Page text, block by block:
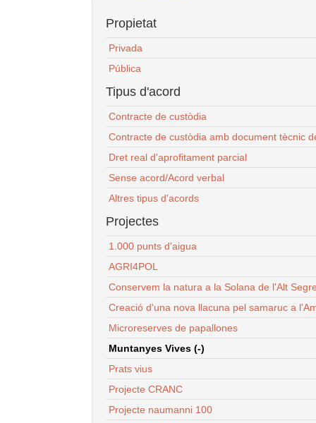
Propietat
Privada
Pública
Tipus d'acord
Contracte de custòdia
Contracte de custòdia amb document tècnic
Dret real d'aprofitament parcial
Sense acord/Acord verbal
Altres tipus d'acords
Projectes
1.000 punts d'aigua
AGRI4POL
Conservem la natura a la Solana de l'Alt
Creació d'una nova llacuna pel samaruc a
Microreserves de papallones
Muntanyes Vives (-)
Prats vius
Projecte CRANC
Projecte naumanni 100